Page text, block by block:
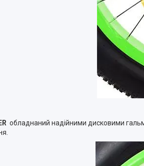
обладнаний надійними дисковими